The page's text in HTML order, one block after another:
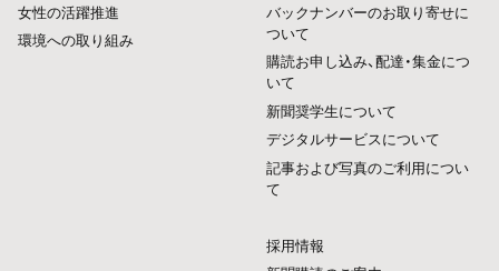
女性の活躍推進
環境への取り組み
バックナンバーのお取り寄せに
ついて
購読お申し込み、配達・集金につ
いて
新聞奨学生について
デジタルサービスについて
記事および写真のご利用につい
て
採用情報